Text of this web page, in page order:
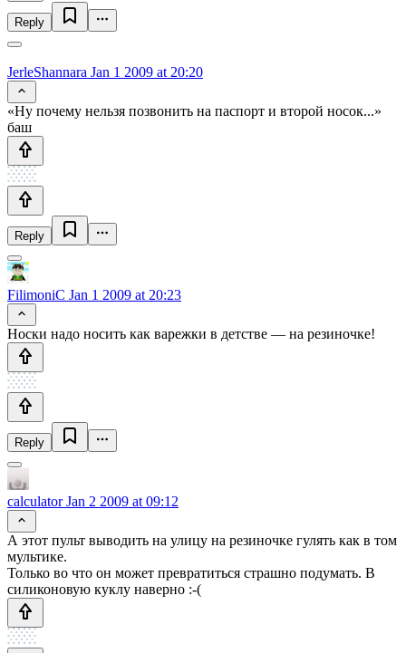
Reply
JerleShannara Jan 1 2009 at 20:20
«Ну почему нельзя позвонить на паспорт и второй носок...»
баш
Reply
FilimoniC Jan 1 2009 at 20:23
Носки надо носить как варежки в детстве — на резиночке!
Reply
calculatorJan 2 2009 at 09:12
А этот пульт выводить на улицу на резиночке гулять как в том
мультике.
Только во что он может превратиться страшно подумать. В
силиконовую куклу наверно :-(